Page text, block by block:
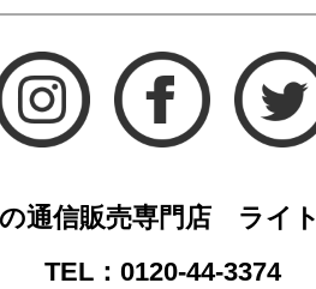
通信販売専門店 ライ
TEL：0120-44-3374